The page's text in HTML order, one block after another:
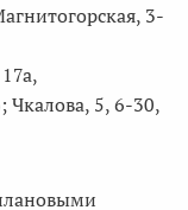
3-
Чкалова, 5, 6-30,